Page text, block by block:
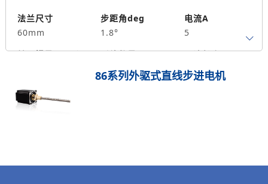
690
法兰尺寸
60mm
步距角deg
1.8°
电流A
5
转子惯量g.cm²
引线数量
100
马达长度mm
4
保持力矩N.m
850
86系列外驱式直线步进电机